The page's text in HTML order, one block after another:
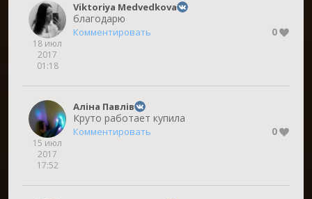
18 июл
2017
01:18
Viktoriya Medvedkova
благодарю
Комментировать 0
15 июл
2017
17:52
Аліна Павлів
Круто работает купила
Комментировать 0